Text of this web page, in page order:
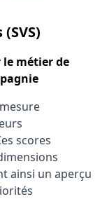
le métier de
mesure
scores
ainsi un aperçu